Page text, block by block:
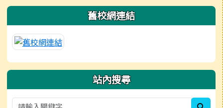
舊校網連結
站內搜尋